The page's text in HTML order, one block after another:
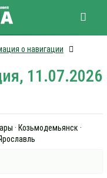
о навигации
11.07.2026
· Козьмодемьянск ·